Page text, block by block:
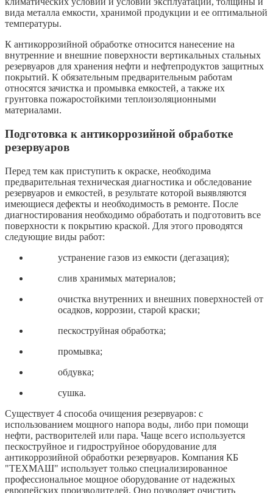
вида металла емкости, хранимой продукции и ее оптимальной
температуры.
К антикоррозийной обработке относится нанесение на
внутренние и внешние поверхности вертикальных стальных
резервуаров для хранения нефти и нефтепродуктов защитных
покрытий. К обязательным предварительным работам
относятся зачистка и промывка емкостей, а также их
грунтовка пожаростойкими теплоизоляционными
материалами.
Подготовка к антикоррозийной обработке
резервуаров
Перед тем как приступить к окраске, необходима
предварительная техническая диагностика и обследование
резервуаров и емкостей, в результате которой выявляются
имеющиеся дефекты и необходимость в ремонте. После
диагностирования необходимо обработать и подготовить все
поверхности к покрытию краской. Для этого проводятся
следующие виды работ:
устранение газов из емкости (дегазация);
слив хранимых материалов;
очистка внутренних и внешних поверхностей от
осадков, коррозии, старой краски;
пескоструйная обработка;
промывка;
обдувка;
сушка.
Существует 4 способа очищения резервуаров: с
использованием мощного напора воды, либо при помощи
нефти, растворителей или пара. Чаще всего используется
пескоструйное и гидроструйное оборудование для
антикоррозийной обработки резервуаров. Компания КБ
"ТЕХМАШ" использует только специализированное
профессиональное мощное оборудование от надежных
европейских производителей. Оно позволяет очистить